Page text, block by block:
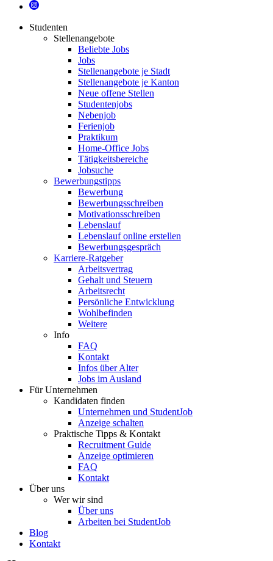
Studenten
Stellenangebote
Beliebte Jobs
Jobs
Stellenangebote je Stadt
Stellenangebote je Kanton
Neue offene Stellen
Studentenjobs
Nebenjob
Ferienjob
Praktikum
Home-Office Jobs
Tätigkeitsbereiche
Jobsuche
Bewerbungstipps
Bewerbung
Bewerbungsschreiben
Motivationsschreiben
Lebenslauf
Lebenslauf online erstellen
Bewerbungsgespräch
Karriere-Ratgeber
Arbeitsvertrag
Gehalt und Steuern
Arbeitsrecht
Persönliche Entwicklung
Wohlbefinden
Weitere
Info
FAQ
Kontakt
Infos über Alter
Jobs im Ausland
Für Unternehmen
Kandidaten finden
Unternehmen und StudentJob
Anzeige schalten
Praktische Tipps & Kontakt
Recruitment Guide
Anzeige optimieren
FAQ
Kontakt
Über uns
Wer wir sind
Über uns
Arbeiten bei StudentJob
Blog
Kontakt